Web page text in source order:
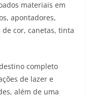
materiais em
apontadores,
cor, canetas, tinta
completo
de lazer e
além de uma